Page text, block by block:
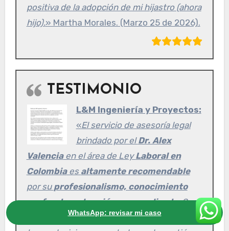
WhatsApp: revisar mi caso
positiva de la adopción de mi hijastro (ahora
hijo).» Martha Morales. (Marzo 25 de 2026).
TESTIMONIO
L&M Ingeniería y Proyectos:
«El servicio de asesoría legal
brindado por elDr. Alex
Valenciaen el área de LeyLaboral en
Colombiaes altamente recomendable
por su profesionalismo, conocimiento
profundo y atención personalizada. Su
acompañamiento ha sido fundamental para